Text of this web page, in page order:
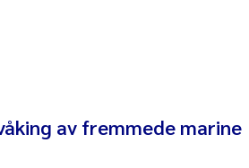
av fremmede marine